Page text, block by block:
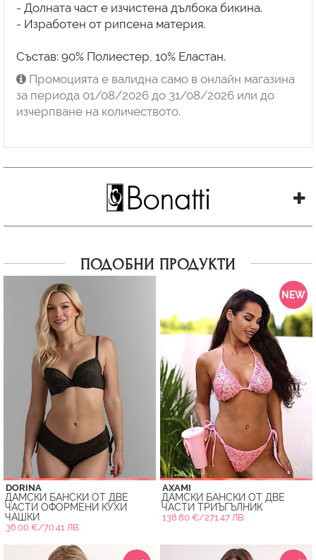
- Долната част е изчистена дълбока бикина.
- Изработен от рипсена материя.
Състав: 90% Полиестер, 10% Еластан.
Промоцията е валидна само в онлайн магазина
за периода 01/08/2026 до 31/08/2026 или до
изчерпване на количеството.
ПОДОБНИ ПРОДУКТИ
DORINA
ДАМСКИ БАНСКИ ОТ ДВЕ
ЧАСТИ ОФОРМЕНИ КУХИ
ЧАШКИ
36.00 €/70.41 ЛВ.
NEW
AXAMI
ДАМСКИ БАНСКИ ОТ ДВЕ
ЧАСТИ ТРИЪГЪЛНИК
138.80 €/271.47 ЛВ.